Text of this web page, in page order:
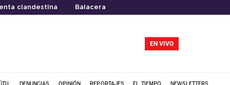
clandestina Balacera
EN VIVO
DENUNCIAS OPINIÓN REPORTAJES EL TIEMPO NEWSLETTERS